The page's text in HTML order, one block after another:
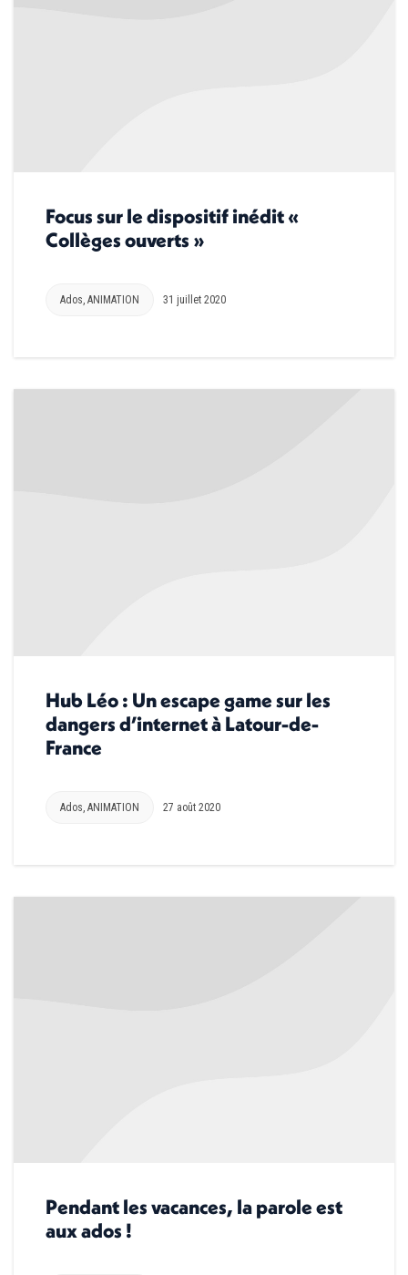
Focus sur le dispositif inédit «
Collèges ouverts »
Ados, ANIMATION 31 juillet 2020
Hub Léo : Un escape game sur les
dangers d’internet à Latour-de-
France
Ados ANIMATION 27 août 2020
Pendant les vacances, la parole est
aux ados !